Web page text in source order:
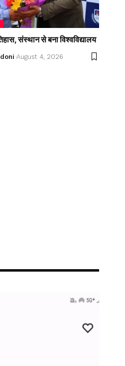
संस्थान से बना विश्वविद्यालय
August 4, 2026